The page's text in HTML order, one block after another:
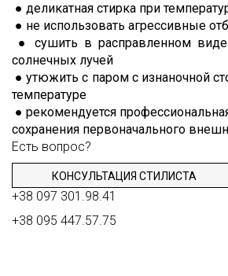
● деликатная стирка при
● не использовать агрессивные
●
сушить в расправленном
солнечных лучей
● утюжить с паром с изнаночной
температуре
● рекомендуется
сохранения первоначального
Есть вопрос?
КОНСУЛЬТАЦИЯ СТИЛИСТА
+38 097 301.98.41
+38 095 447.57.75